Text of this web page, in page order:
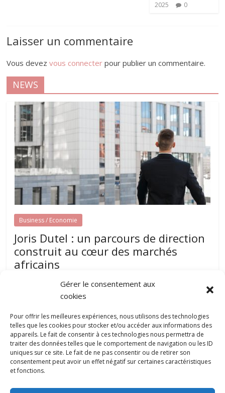
Gérer le consentement aux
cookies
Pour offrir les meilleures expériences, nous utilisons des technologies
telles que les cookies pour stocker et/ou accéder aux informations des
appareils. Le fait de consentir à ces technologies nous permettra de
traiter des données telles que le comportement de navigation ou les ID
uniques sur ce site. Le fait de ne pas consentir ou de retirer son
consentement peut avoir un effet négatif sur certaines caractéristiques
et fonctions.
2025
0
Laisser un commentaire
Vous devezvous connecter pour publier un commentaire.
NEWS
Business / Economie
Joris Dutel : un parcours de direction
construit au cœur des marchés
africains
Développer une entreprise dans plusieurs pays nécessite
expérience du management et une
Pourquoi la gestion locative devient un
levier stratégique pour valoriser son